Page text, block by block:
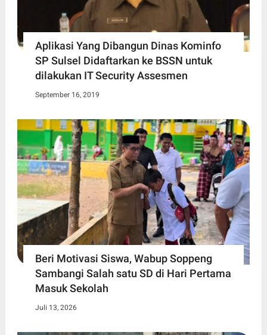
Aplikasi Yang Dibangun Dinas Kominfo
SP Sulsel Didaftarkan ke BSSN untuk
dilakukan IT Security Assesmen
September 16, 2019
Beri Motivasi Siswa, Wabup Soppeng
Sambangi Salah satu SD di Hari Pertama
Masuk Sekolah
Juli 13, 2026